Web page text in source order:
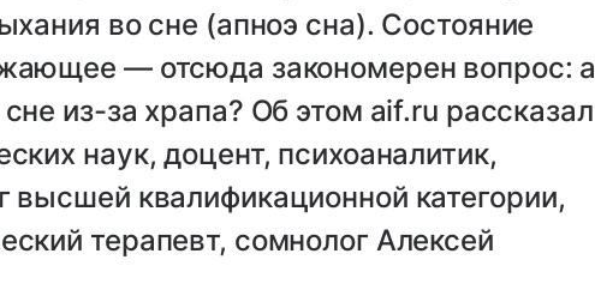
во сне (апноэ сна). Состояние
— отсюда закономерен вопрос: а
из-за храпа? Об этом aif.ru рассказал
наук, доцент, психоаналитик,
высшей квалификационной категории,
терапевт, сомнолог Алексей